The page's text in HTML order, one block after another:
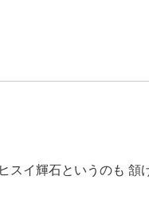
スイ輝石というのも 頷